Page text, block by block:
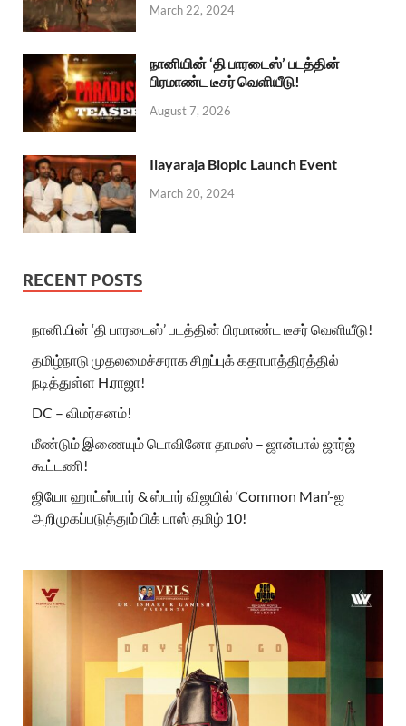
March 22, 2024
நானியின் ‘தி பாரடைஸ்’ படத்தின்
பிரமாண்ட டீசர் வெளியீடு!
August 7, 2026
Ilayaraja Biopic Launch Event
March 20, 2024
RECENT POSTS
நானியின் ‘தி பாரடைஸ்’ படத்தின் பிரமாண்ட டீசர் வெளியீடு!
தமிழ்நாடு முதலமைச்சராக சிறப்புக் கதாபாத்திரத்தில்
நடித்துள்ள H.ராஜா!
DC – விமர்சனம்!
மீண்டும் இணையும் டொவினோ தாமஸ் – ஜான்பால் ஜார்ஜ்
கூட்டணி!
ஜியோ ஹாட்ஸ்டார் & ஸ்டார் விஜயில் ‘Common Man’-ஐ
அறிமுகப்படுத்தும் பிக் பாஸ் தமிழ் 10!